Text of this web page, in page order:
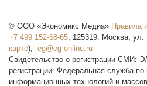
© ООО «Экономикс Медиа» Правила
+7 499 152-68-65, 125319, Москва, ул.
карте),
Свидетельство о регистрации СМИ:
регистрации: Федеральная служба
информационных технологий и